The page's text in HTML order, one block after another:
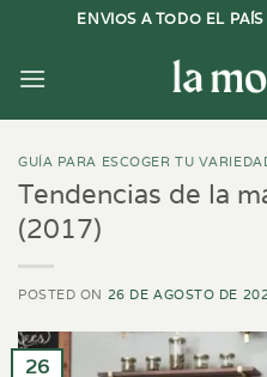
contenido
ENVIOS A TODO EL
GUÍA PARA ESCOGER TU
Tendencias de la
(2017)
POSTED ON 26 DE AGOSTO DE
26